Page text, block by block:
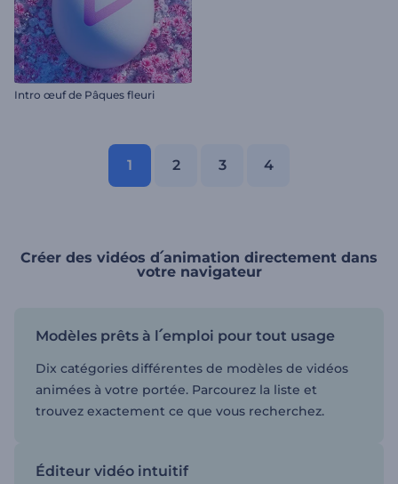
Intro œuf de Pâques fleuri
1 2 3 4
Créer des vidéos d՛animation directement dans
votre navigateur
Modèles prêts à l՛emploi pour tout usage
Dix catégories différentes de modèles de vidéos
animées à votre portée. Parcourez la liste et
trouvez exactement ce que vous recherchez.
Éditeur vidéo intuitif